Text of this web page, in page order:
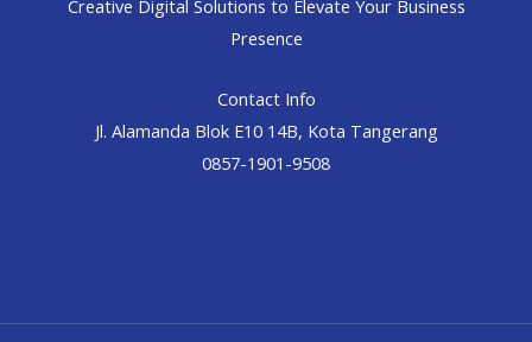
Creative Digital Solutions to Elevate Your Business
Presence
Contact Info
Jl. Alamanda Blok E10 14B, Kota Tangerang
0857-1901-9508